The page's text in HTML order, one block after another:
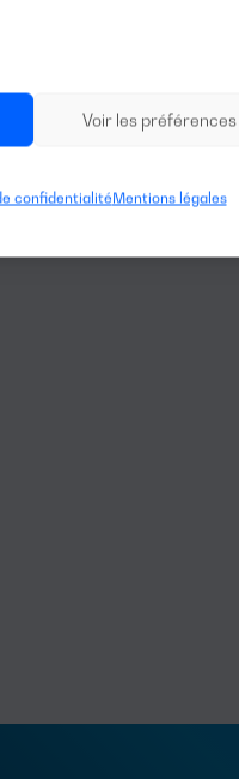
Voir les préférences
confidentialitéMentions légales